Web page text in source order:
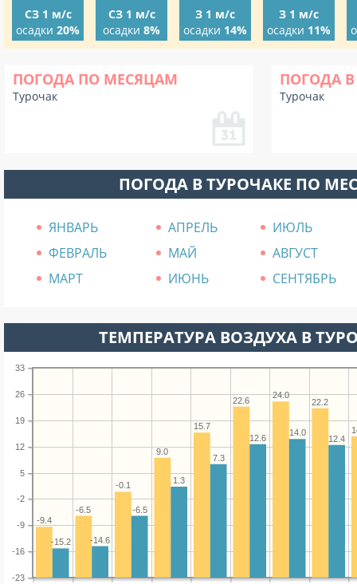
СЗ 1 м/с
осадки 20%
СЗ 1 м/с
осадки 8%
З 1 м/с
осадки 14%
З 1 м/с
осадки 11%
ПОГОДА ПО МЕСЯЦАМ
Турочак
ПОГОДА В
Турочак
ПОГОДА В ТУРОЧАКЕ ПО
ЯНВАРЬ АПРЕЛЬ
ИЮЛЬ
ФЕВРАЛЬ
МАЙ
АВГУСТ
МАРТ
ИЮНЬ СЕНТЯБРЬ
ТЕМПЕРАТУРА ВОЗДУХА В
-23
-16
-9
-2
5
12
19
26
33
22.2
24.0
22.6
15.7
9.0
-0.1
-6.5
-9.4
12.4
14.0
12.6
7.3
1.3
-6.5
-14.6
-15.2